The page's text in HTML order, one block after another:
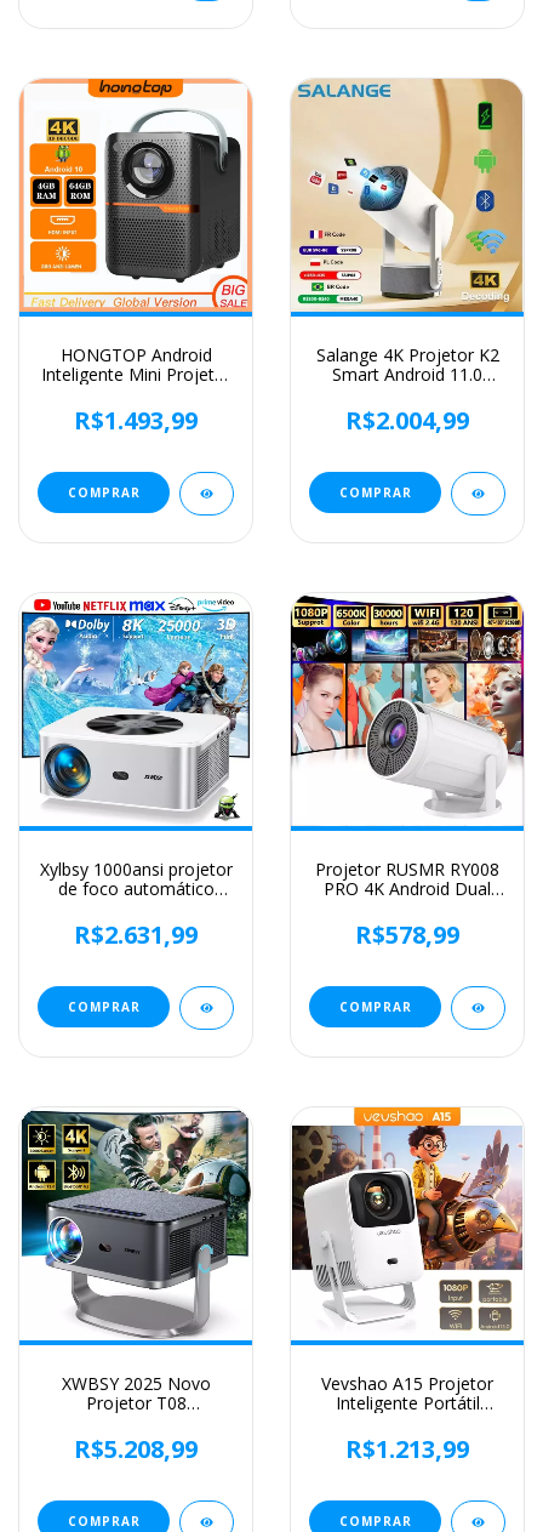
HONGTOP Android
Inteligente Mini Projetor
Projetor Portátil 4K com
WIFI Bluetooth 1080P
Beamer
R$1.493,99
COMPRAR
Salange 4K Projetor K2
Smart Android 11.0
falante Bluetooth WIFI
Foco automático
Estilo livre para
Samsung iPhone
Android Celular Viagem
livre
R$2.004,99
COMPRAR
Xylbsy 1000ansi projetor
de foco automático
projetor 4k 8k
decodificação vídeo
projetor portátil
R$2.631,99
COMPRAR
Projetor RUSMR RY008
PRO 4K Android Dual
H713 BT5.0 1080P
1280*720P Projetor de
livre
R$578,99
COMPRAR
XWBSY 2025 Novo
Projetor T08
Projetor de Luz Diurna
Android 12.0 Projetor
Decodificação Projetor
AutoFocus
R$5.208,99
COMPRAR
Vevshao A15 Projetor
Inteligente Portátil
Dual WiFi Auto
Keystone Focus Pocket
Video Cinema
R$1.213,99
COMPRAR